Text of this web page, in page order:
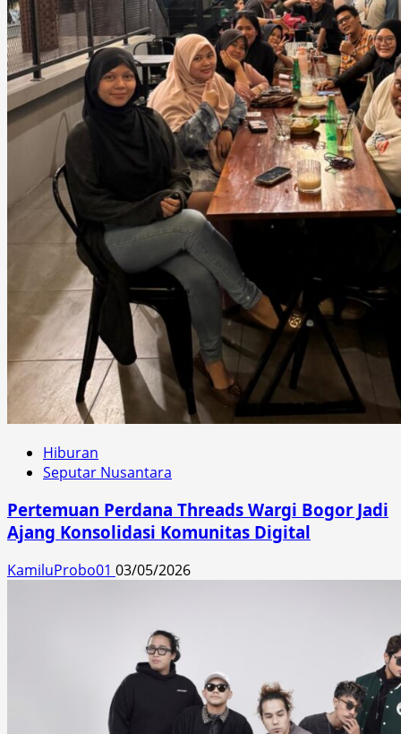
Hiburan
Seputar Nusantara
Pertemuan Perdana Threads Wargi Bogor Jadi
Ajang Konsolidasi Komunitas Digital
KamiluProbo01 03/05/2026